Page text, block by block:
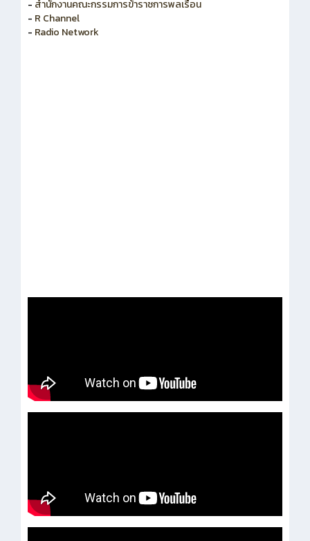
- สำนักงานคณะกรรมการพัฒนาระบบราชการ
- สำนักงานคณะกรรมการข้าราชการพลเรือน
- R Channel